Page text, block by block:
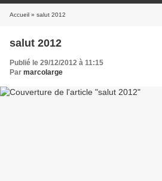
Accueil » salut 2012
salut 2012
Publié le 29/12/2012 à 11:15
Par marcolarge